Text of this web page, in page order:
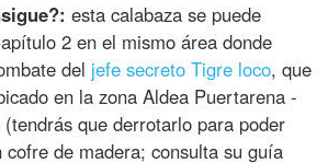
esta calabaza se puede
2 en el mismo área donde
del jefe secreto Tigre loco, que
en la zona Aldea Puertarena -
(tendrás que derrotarlo para poder
cofre de madera; consulta su guía